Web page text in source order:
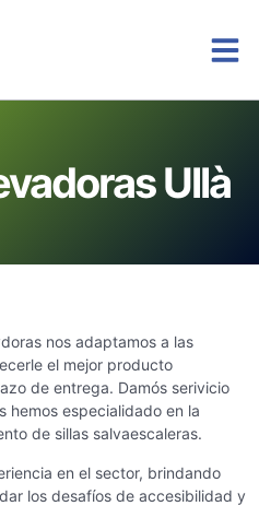
Ullà
nos adaptamos a las
el mejor producto
de entrega. Damós serivicio
hemos especialidado en la
de sillas salvaescaleras.
en el sector, brindando
los desafíos de accesibilidad y